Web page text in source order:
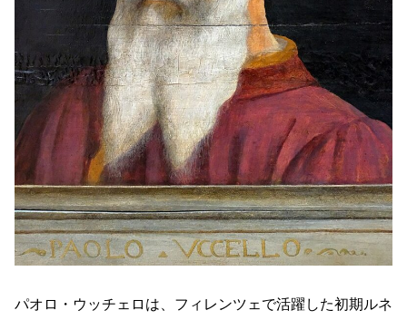
パオロ・ウッチェロは、フィレンツェで活躍した初期ルネ